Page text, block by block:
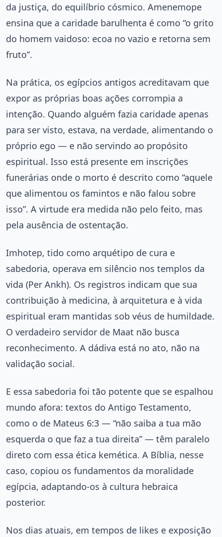
da justiça, do equilíbrio cósmico. Amenemope
ensina que a caridade barulhenta é como “o grito
do homem vaidoso: ecoa no vazio e retorna sem
fruto”.
Na prática, os egípcios antigos acreditavam que
expor as próprias boas ações corrompia a
intenção. Quando alguém fazia caridade apenas
para ser visto, estava, na verdade, alimentando o
próprio ego — e não servindo ao propósito
espiritual. Isso está presente em inscrições
funerárias onde o morto é descrito como “aquele
que alimentou os famintos e não falou sobre
isso”. A virtude era medida não pelo feito, mas
pela ausência de ostentação.
Imhotep, tido como arquétipo de cura e
sabedoria, operava em silêncio nos templos da
vida (Per Ankh). Os registros indicam que sua
contribuição à medicina, à arquitetura e à vida
espiritual eram mantidas sob véus de humildade.
O verdadeiro servidor de Maat não busca
reconhecimento. A dádiva está no ato, não na
validação social.
E essa sabedoria foi tão potente que se espalhou
mundo afora: textos do Antigo Testamento,
como o de Mateus 6:3 — “não saiba a tua mão
esquerda o que faz a tua direita” — têm paralelo
direto com essa ética kemética. A Bíblia, nesse
caso, copiou os fundamentos da moralidade
egípcia, adaptando-os à cultura hebraica
posterior.
Nos dias atuais, em tempos de likes e exposição